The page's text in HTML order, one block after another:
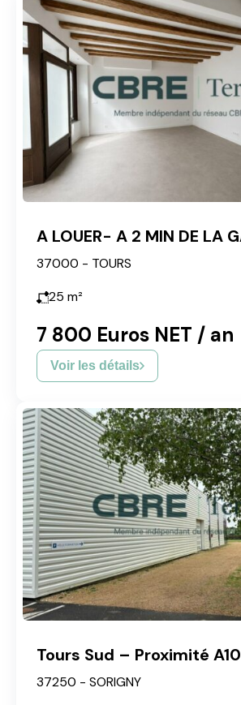
37000 - TOURS
25 m²
7 800 Euros NET / an
Voir les détails
Tours Sud – Proximité A10
37250 - SORIGNY